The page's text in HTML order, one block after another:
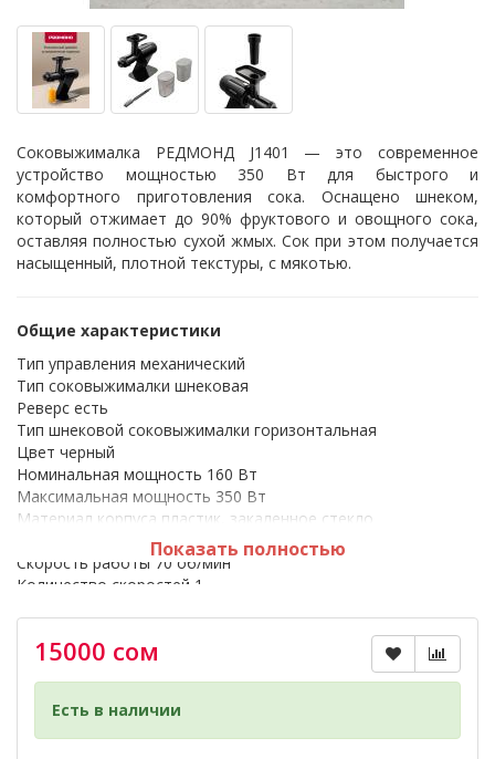
Соковыжималка РЕДМОНД J1401 — это современное
устройство мощностью 350 Вт для быстрого и
комфортного приготовления сока. Оснащено шнеком,
который отжимает до 90% фруктового и овощного сока,
оставляя полностью сухой жмых. Сок при этом получается
насыщенный, плотной текстуры, с мякотью.
Общие характеристики
Тип управления механический
Тип соковыжималки шнековая
Реверс есть
Тип шнековой соковыжималки горизонтальная
Цвет черный
Номинальная мощность 160 Вт
Максимальная мощность 350 Вт
Материал корпуса пластик, закаленное стекло
Тип двигателя DC (постоянного тока)
Скорость работы 70 об/мин
Количество скоростей 1
Напряжение 220–240 В, 50 Гц
Индикатор уровня сока да
Резервуар для жмыха 700 мл
Показать полностью
15000 сом
Есть в наличии